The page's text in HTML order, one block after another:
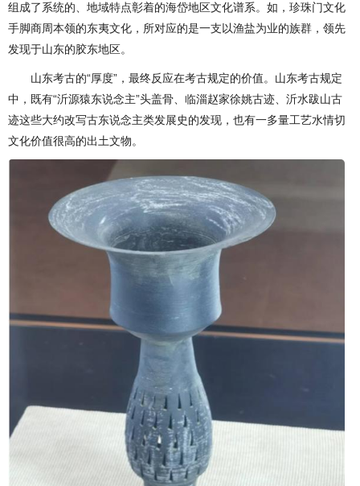
组成了系统的、地域特点彰着的海岱地区文化谱系。如，珍珠门文化
手脚商周本领的东夷文化，所对应的是一支以渔盐为业的族群，领先
发现于山东的胶东地区。
山东考古的“厚度”，最终反应在考古规定的价值。山东考古规定
中，既有“沂源猿东说念主”头盖骨、临淄赵家徐姚古迹、沂水跋山古
迹这些大约改写古东说念主类发展史的发现，也有一多量工艺水情切
文化价值很高的出土文物。